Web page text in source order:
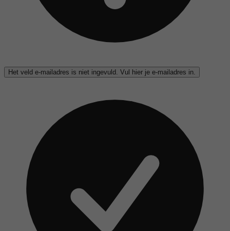
Het veld e-mailadres is niet ingevuld. Vul hier je e-mailadres in.